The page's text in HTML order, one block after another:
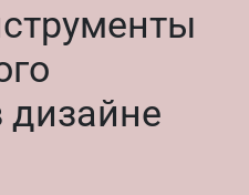
дизайне